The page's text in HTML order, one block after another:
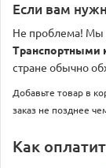
Если вам
Не проблема! Мы
Транспортными
стране обычно
Добавьте товар в
заказ не позднее
Как